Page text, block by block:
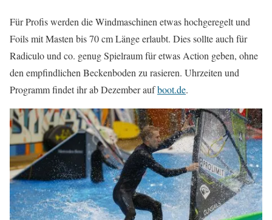
Für Profis werden die Windmaschinen etwas hochgeregelt und
Foils mit Masten bis 70 cm Länge erlaubt. Dies sollte auch für
Radiculo und co. genug Spielraum für etwas Action geben, ohne
den empfindlichen Beckenboden zu rasieren. Uhrzeiten und
Programm findet ihr ab Dezember aufboot.de.